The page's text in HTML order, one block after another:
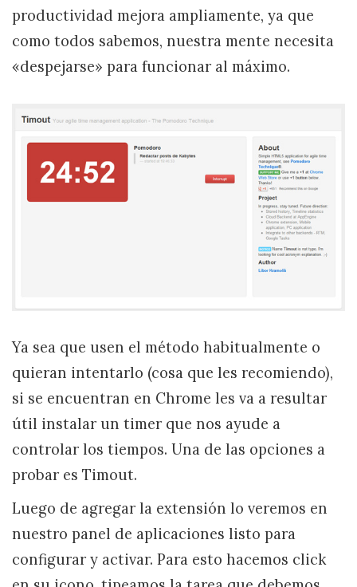
productividad mejora ampliamente, ya que
como todos sabemos, nuestra mente necesita
«despejarse» para funcionar al máximo.
Ya sea que usen el método habitualmente o
quieran intentarlo (cosa que les recomiendo),
si se encuentran en Chrome les va a resultar
útil instalar un timer que nos ayude a
controlar los tiempos. Una de las opciones a
probar es Timout.
Luego de agregar la extensión lo veremos en
nuestro panel de aplicaciones listo para
configurar y activar. Para esto hacemos click